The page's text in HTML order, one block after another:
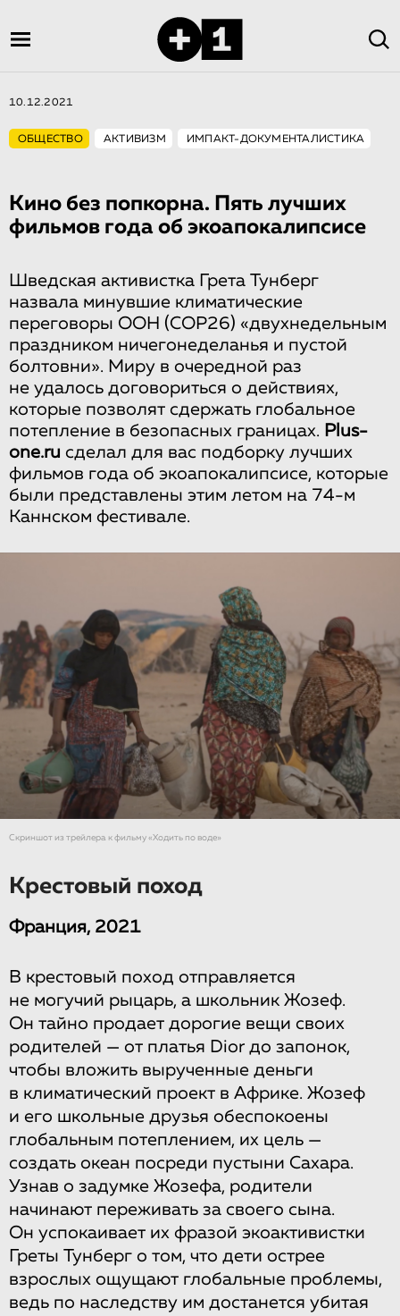
10.12.2021
ОБЩЕСТВО АКТИВИЗМ ИМПАКТ-ДОКУМЕНТАЛИСТИКА
Кино без попкорна. Пять лучших
фильмов года об экоапокалипсисе
Шведская активистка Грета Тунберг
назвала минувшие климатические
переговоры ООН (COP26) «двухнедельным
праздником ничегонеделанья и пустой
болтовни». Миру в очередной раз
не удалось договориться о действиях,
которые позволят сдержать глобальное
потепление в безопасных границах. Plus-
one.ru cделал для вас подборку лучших
фильмов года об экоапокалипсисе, которые
были представлены этим летом на 74-м
Каннском фестивале.
Скриншот из трейлера к фильму «Ходить по воде»
Крестовый поход
Франция, 2021
В крестовый поход отправляется
не могучий рыцарь, а школьник Жозеф.
Он тайно продает дорогие вещи своих
родителей — от платья Dior до запонок,
чтобы вложить вырученные деньги
в климатический проект в Африке. Жозеф
и его школьные друзья обеспокоены
глобальным потеплением, их цель —
создать океан посреди пустыни Сахара.
Узнав о задумке Жозефа, родители
начинают переживать за своего сына.
Он успокаивает их фразой экоактивистки
Греты Тунберг о том, что дети острее
взрослых ощущают глобальные проблемы,
ведь по наследству им достанется убитая